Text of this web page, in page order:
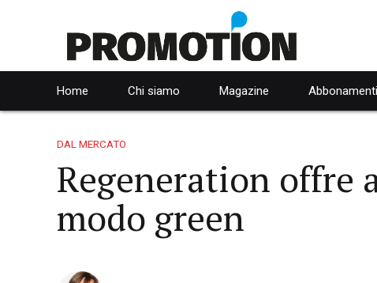
Home Chi siamo Magazine Abbonamenti
DAL MERCATO
Regeneration offre
modo green